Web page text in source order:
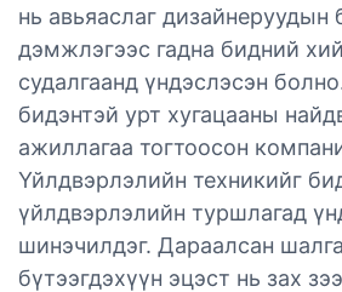
нь авьяаслаг дизайнеруудын
дэмжлэгээс гадна бидний
судалгаанд үндэслэсэн
бидэнтэй урт хугацааны
ажиллагаа тогтоосон
Үйлдвэрлэлийн техникийг
үйлдвэрлэлийн туршлагад
шинэчилдэг. Дараалсан
бүтээгдэхүүн эцэст нь зах